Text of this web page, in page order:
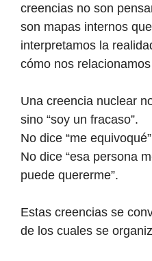
creencias no son
son mapas internos
interpretamos la
cómo nos
Una creencia nuclear
sino “soy un fracaso”.
No dice “me
No dice “esa persona
puede quererme”.
Estas creencias se
de los cuales se